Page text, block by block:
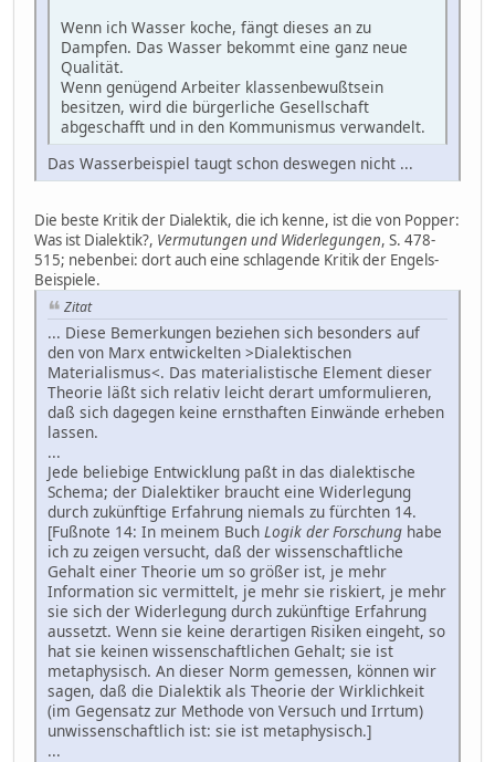
Wenn ich Wasser koche, fängt dieses an zu
Dampfen. Das Wasser bekommt eine ganz neue
Qualität.
Wenn genügend Arbeiter klassenbewußtsein
besitzen, wird die bürgerliche Gesellschaft
abgeschafft und in den Kommunismus verwandelt.
Das Wasserbeispiel taugt schon deswegen nicht ...
Die beste Kritik der Dialektik, die ich kenne, ist die von Popper:
Was ist Dialektik?, Vermutungen und Widerlegungen, S. 478-
515; nebenbei: dort auch eine schlagende Kritik der Engels-
Beispiele.
Zitat
... Diese Bemerkungen beziehen sich besonders auf
den von Marx entwickelten >Dialektischen
Materialismus<. Das materialistische Element dieser
Theorie läßt sich relativ leicht derart umformulieren,
daß sich dagegen keine ernsthaften Einwände erheben
lassen.
...
Jede beliebige Entwicklung paßt in das dialektische
Schema; der Dialektiker braucht eine Widerlegung
durch zukünftige Erfahrung niemals zu fürchten 14.
[Fußnote 14: In meinem Buch Logik der Forschung habe
ich zu zeigen versucht, daß der wissenschaftliche
Gehalt einer Theorie um so größer ist, je mehr
Information sic vermittelt, je mehr sie riskiert, je mehr
sie sich der Widerlegung durch zukünftige Erfahrung
aussetzt. Wenn sie keine derartigen Risiken eingeht, so
hat sie keinen wissenschaftlichen Gehalt; sie ist
metaphysisch. An dieser Norm gemessen, können wir
sagen, daß die Dialektik als Theorie der Wirklichkeit
(im Gegensatz zur Methode von Versuch und Irrtum)
unwissenschaftlich ist: sie ist metaphysisch.]
...